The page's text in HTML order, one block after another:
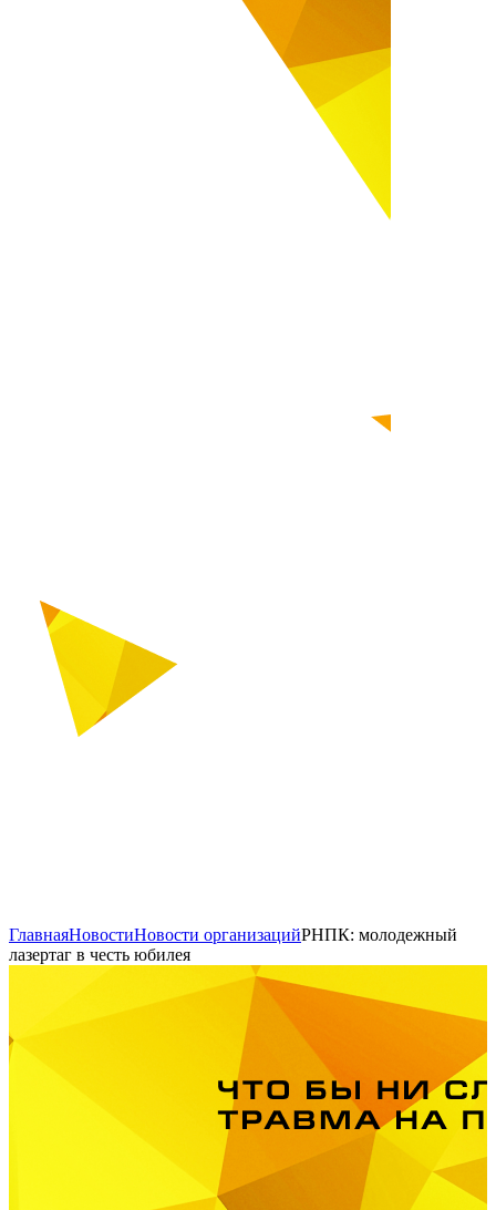
ГлавнаяНовостиНовости организацийРНПК: молодежный
лазертаг в честь юбилея